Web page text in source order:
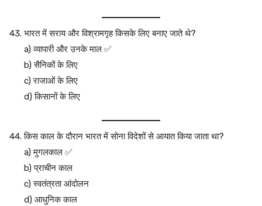
भारत में सराय और विश्रामगृह किसके लिए बनाए जाते थे?
a) व्यापारी और उनके माल ✅
b) सैनिकों के लिए
c) राजाओं के लिए
d) किसानों के लिए
किस काल के दौरान भारत में सोना विदेशों से आयात किया जाता था?
a) मुगलकाल ✅
b) प्राचीन काल
c) स्वतंत्रता आंदोलन
d) आधुनिक काल